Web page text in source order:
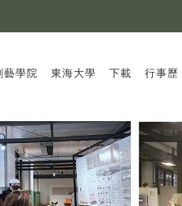
藝學院 東海大學 下載 行事歷